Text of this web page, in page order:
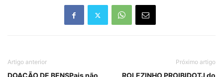
Artigo anterior Próximo artigo